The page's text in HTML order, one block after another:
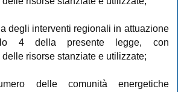
degli interventi regionali in attuazione
4 della presente legge, con
delle risorse stanziate e utilizzate;
delle comunità energetiche